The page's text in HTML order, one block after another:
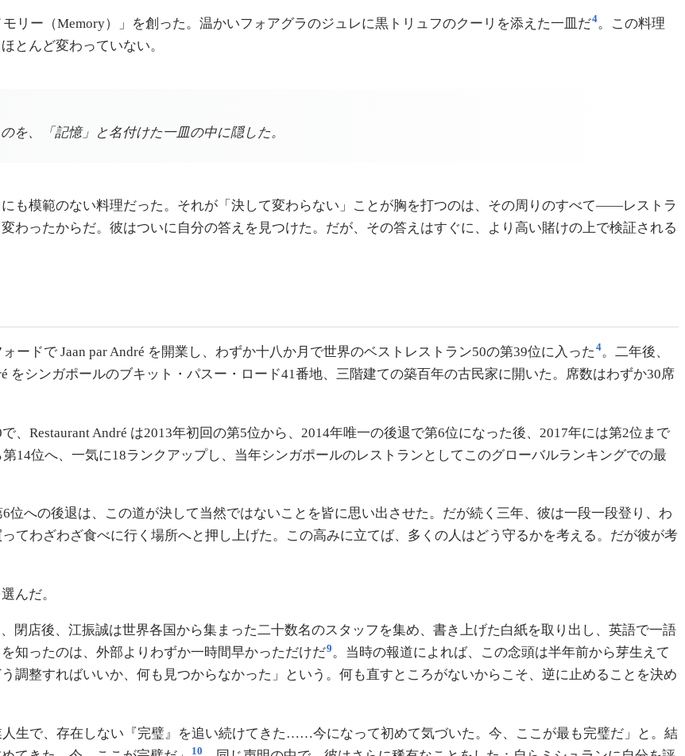
リー（Memory）」を創った。温かいフォアグラのジュレに黒トリュフのクーリを添えた一皿だ4。この料理
とんど変わっていない。
、「記憶」と名付けた一皿の中に隠した。
も模範のない料理だった。それが「決して変わらない」ことが胸を打つのは、その周りのすべて——レストラ
ったからだ。彼はついに自分の答えを見つけた。だが、その答えはすぐに、より高い賭けの上で検証される
ードで Jaan par André を開業し、わずか十八か月で世界のベストレストラン50の第39位に入った 4。二年後、
をシンガポールのブキット・パスー・ロード41番地、三階建ての築百年の古民家に開いた。席数はわずか30席
Restaurant André は2013年初回の第5位から、2014年唯一の後退で第6位になった後、2017年には第2位まで
14位へ、一気に18ランクアップし、当年シンガポールのレストランとしてこのグローバルランキングでの最
位への後退は、この道が決して当然ではないことを皆に思い出させた。だが続く三年、彼は一段一段登り、わ
てわざわざ食べに行く場所へと押し上げた。この高みに立てば、多くの人はどう守るかを考える。だが彼が考
んだ。
閉店後、江振誠は世界各国から集まった二十数名のスタッフを集め、書き上げた白紙を取り出し、英語で一語
知ったのは、外部よりわずか一時間早かっただけだ9。当時の報道によれば、この念頭は半年前から芽生えて
調整すればいいか、何も見つからなかった」という。何も直すところがないからこそ、逆に止めることを決め
生で、存在しない『完璧』を追い続けてきた……今になって初めて気づいた。今、ここが最も完璧だ」と。結
10